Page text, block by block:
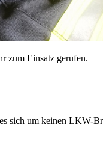
zum Einsatz gerufen.
sich um keinen